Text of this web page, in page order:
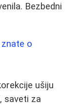
Bezbedni
o
ušiju
saveti za